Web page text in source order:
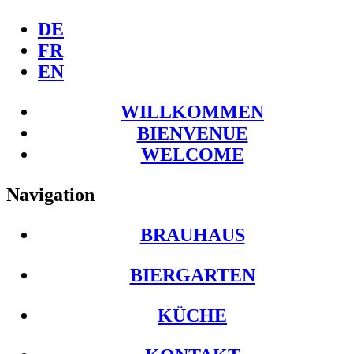
DE
FR
EN
WILLKOMMEN
BIENVENUE
WELCOME
Navigation
BRAUHAUS
BIERGARTEN
KÜCHE